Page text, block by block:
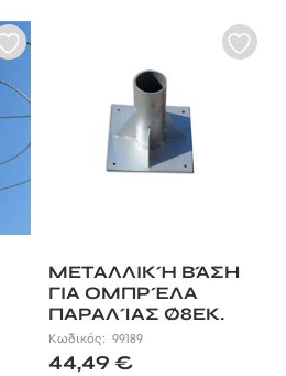
ΜΕΤΑΛΛΙΚΉ ΒΆΣΗ
ΓΙΑ ΟΜΠΡΈΛΑ
ΠΑΡΑΛΊΑΣ Ø8ΕΚ.
Κωδικός:99189
44,49€